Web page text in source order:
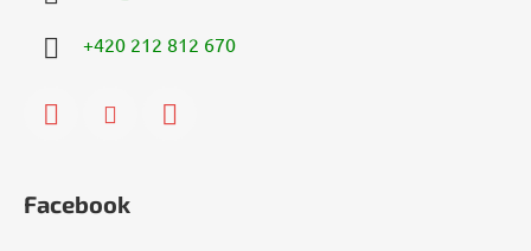
+420 212 812 670
Facebook